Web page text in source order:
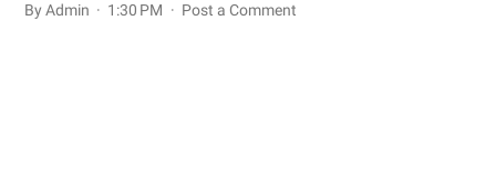
By Admin 1:30 PM Post a Comment